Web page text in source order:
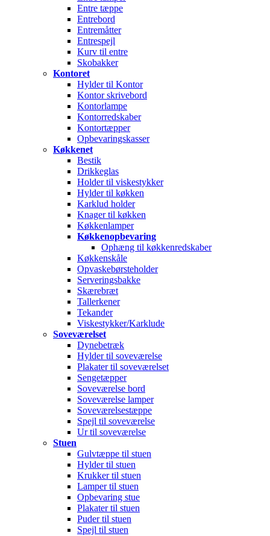
Entre tæppe
Entrebord
Entremåtter
Entrespejl
Kurv til entre
Skobakker
Kontoret
Hylder til Kontor
Kontor skrivebord
Kontorlampe
Kontorredskaber
Kontortæpper
Opbevaringskasser
Køkkenet
Bestik
Drikkeglas
Holder til viskestykker
Hylder til køkken
Karklud holder
Knager til køkken
Køkkenlamper
Køkkenopbevaring
Ophæng til køkkenredskaber
Køkkenskåle
Opvaskebørsteholder
Serveringsbakke
Skærebræt
Tallerkener
Tekander
Viskestykker/Karklude
Soveværelset
Dynebetræk
Hylder til soveværelse
Plakater til soveværelset
Sengetæpper
Soveværelse bord
Soveværelse lamper
Soveværelsestæppe
Spejl til soveværelse
Ur til soveværelse
Stuen
Gulvtæppe til stuen
Hylder til stuen
Krukker til stuen
Lamper til stuen
Opbevaring stue
Plakater til stuen
Puder til stuen
Spejl til stuen